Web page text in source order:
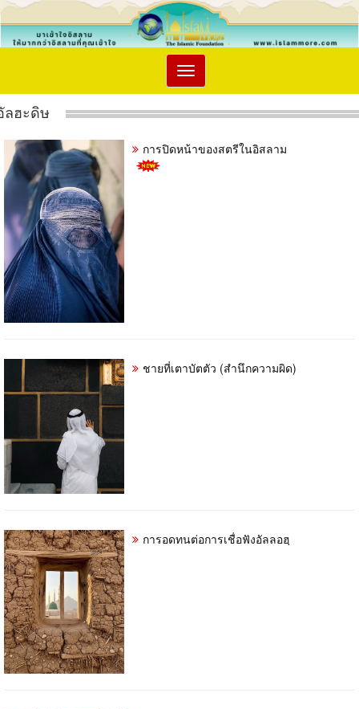
Toggle
navigation
ลฮะดิษ
การปิดหน้าของสตรีในอิสลาม
ชายที่เตาบัตตัว (สำนึกความผิด)
การอดทนต่อการเชื่อฟังอัลลอฮฺ